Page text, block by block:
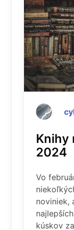
Knihy
2024
Vo
noviniek,
kúskov